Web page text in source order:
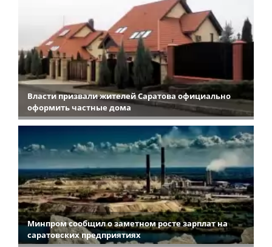
Власти призвали жителей Саратова официально
оформить частные дома
Минпром сообщил о заметном росте зарплат на
саратовских предприятиях